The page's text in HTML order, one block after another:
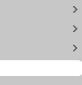
keyboard_arrow_right
keyboard_arrow_right
keyboard_arrow_right